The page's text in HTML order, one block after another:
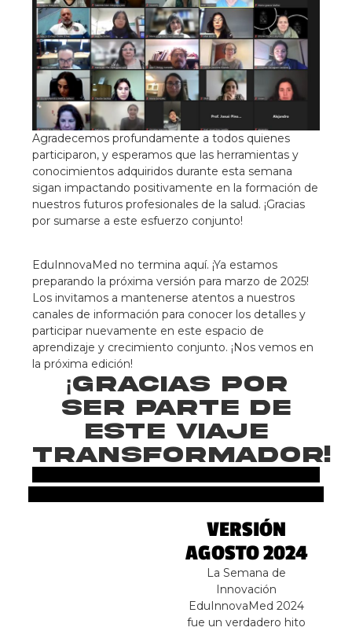
VERSIÓN
AGOSTO 2024
La Semana de
Innovación
EduInnovaMed 2024
fue un verdadero hito
Agradecemos profundamente a todos quienes
participaron, y esperamos que las herramientas y
conocimientos adquiridos durante esta semana
sigan impactando positivamente en la formación de
nuestros futuros profesionales de la salud. ¡Gracias
por sumarse a este esfuerzo conjunto!
EduInnovaMed no termina aquí. ¡Ya estamos
preparando la próxima versión para marzo de 2025!
Los invitamos a mantenerse atentos a nuestros
canales de información para conocer los detalles y
participar nuevamente en este espacio de
aprendizaje y crecimiento conjunto. ¡Nos vemos en
la próxima edición!
¡Gracias por
ser parte de
este viaje
transformador!